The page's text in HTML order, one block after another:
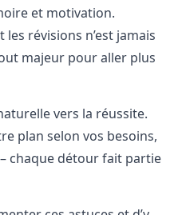
et motivation.
révisions n’est jamais
majeur pour aller plus
vers la réussite.
plan selon vos besoins,
chaque détour fait partie